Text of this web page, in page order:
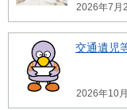
2026年7月
交通遺児
2026年10